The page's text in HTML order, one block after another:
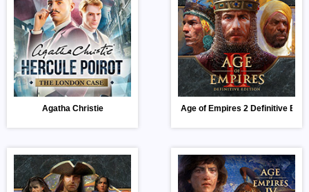
Agatha Christie Age of Empires 2 Definitive